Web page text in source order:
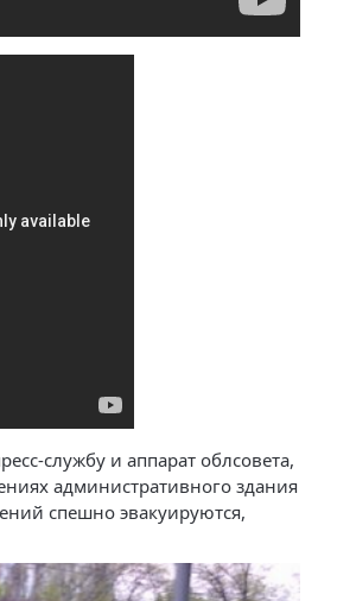
службу и аппарат облсовета,
административного здания
спешно эвакуируются,